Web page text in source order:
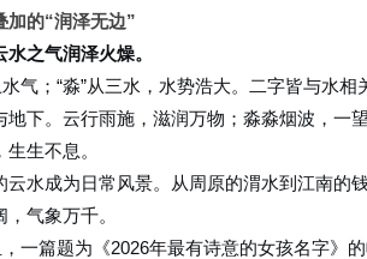
加的“润泽无边”
之气润泽火燥。
水气；“淼”从三水，水势浩大。二字皆与
地下。云行雨施，滋润万物；淼淼烟波，
生不息。
云水成为日常风景。从周原的渭水到江南
气象万千。
，一篇题为《2026年最有诗意的女孩名字》